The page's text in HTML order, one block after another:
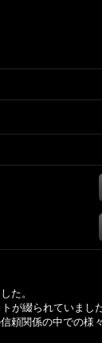
た。
が綴られていました
頼関係の中での様